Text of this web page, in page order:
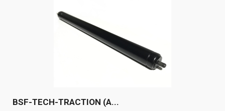
BSF-TECH-TRACTION (A...